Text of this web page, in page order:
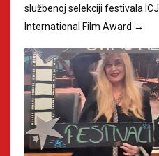
službenoj selekciji festivala ICJ
International Film Award →